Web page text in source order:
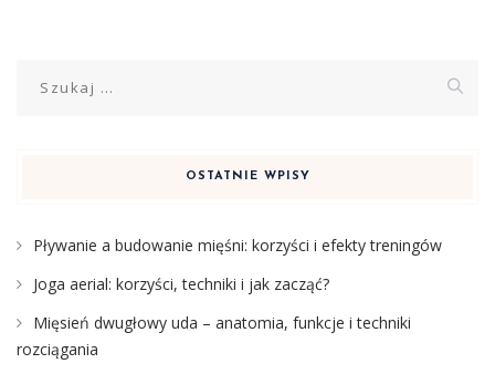
OSTATNIE WPISY
Pływanie a budowanie mięśni: korzyści i efekty treningów
Joga aerial: korzyści, techniki i jak zacząć?
Mięsień dwugłowy uda – anatomia, funkcje i techniki
rozciągania